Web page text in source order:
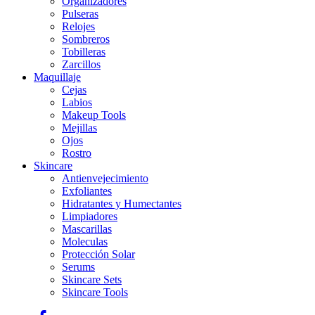
Pulseras
Relojes
Sombreros
Tobilleras
Zarcillos
Maquillaje
Cejas
Labios
Makeup Tools
Mejillas
Ojos
Rostro
Skincare
Antienvejecimiento
Exfoliantes
Hidratantes y Humectantes
Limpiadores
Mascarillas
Moleculas
Protección Solar
Serums
Skincare Sets
Skincare Tools